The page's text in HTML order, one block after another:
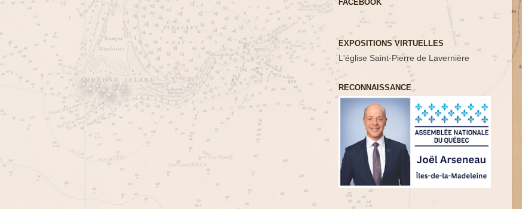
FACEBOOK
EXPOSITIONS VIRTUELLES
L'église Saint-Pierre de Lavernière
RECONNAISSANCE